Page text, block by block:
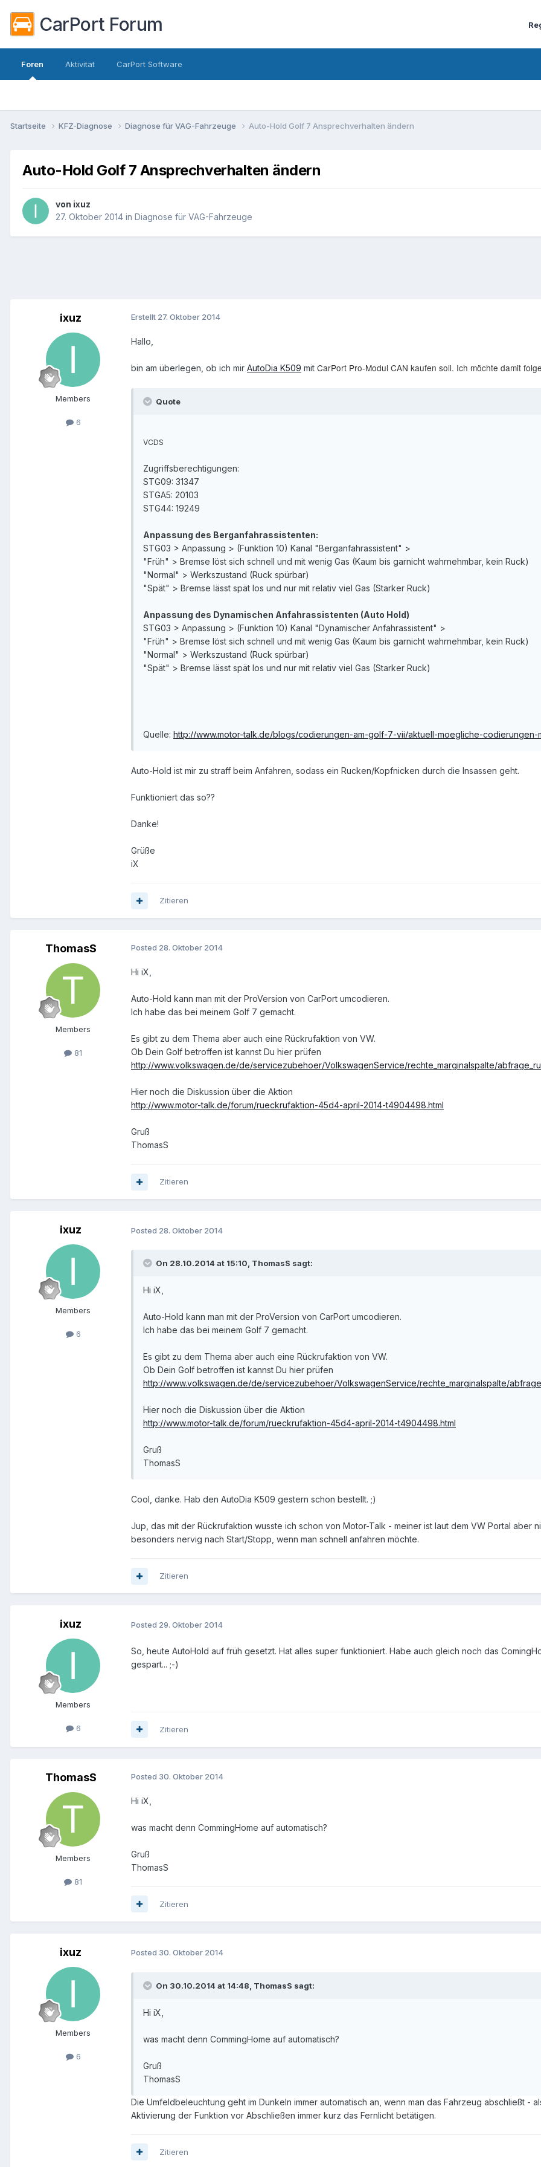
CarPort Forum
Foren Aktivität CarPort Software
Startseite KFZ-Diagnose Diagnose für VAG-Fahrzeuge Auto-Hold Golf 7 Ansprechverhalten ändern
Auto-Hold Golf 7 Ansprechverhalten ändern
von ixuz
27. Oktober 2014 in Diagnose für VAG-Fahrzeuge
ixuz
Members
6
Erstellt 27. Oktober 2014
Hallo,
bin am überlegen, ob ich mir AutoDia K509 mit CarPort Pro-Modul CAN kaufen soll. Ich möchte damit
Quote
VCDS
Zugriffsberechtigungen:
STG09: 31347
STGA5: 20103
STG44: 19249
Anpassung des Berganfahrassistenten:
STG03 > Anpassung > (Funktion 10) Kanal "Berganfahrassistent" >
"Früh" > Bremse löst sich schnell und mit wenig Gas (Kaum bis garnicht wahrnehmbar, kein Ruck)
"Normal" > Werkszustand (Ruck spürbar)
"Spät" > Bremse lässt spät los und nur mit relativ viel Gas (Starker Ruck)
Anpassung des Dynamischen Anfahrassistenten (Auto Hold)
STG03 > Anpassung > (Funktion 10) Kanal "Dynamischer Anfahrassistent" >
"Früh" > Bremse löst sich schnell und mit wenig Gas (Kaum bis garnicht wahrnehmbar, kein Ruck)
"Normal" > Werkszustand (Ruck spürbar)
"Spät" > Bremse lässt spät los und nur mit relativ viel Gas (Starker Ruck)
Quelle: http://www.motor-talk.de/blogs/codierungen-am-golf-7-vii/aktuell-moegliche-codierungen-
Auto-Hold ist mir zu straff beim Anfahren, sodass ein Rucken/Kopfnicken durch die Insassen geht.
Funktioniert das so??
Danke!
Grüße
iX
Zitieren
ThomasS
Members
81
Posted 28. Oktober 2014
Hi iX,
Auto-Hold kann man mit der ProVersion von CarPort umcodieren.
Ich habe das bei meinem Golf 7 gemacht.
Es gibt zu dem Thema aber auch eine Rückrufaktion von VW.
Ob Dein Golf betroffen ist kannst Du hier prüfen
http://www.volkswagen.de/de/servicezubehoer/VolkswagenService/rechte_marginalspalte/
Hier noch die Diskussion über die Aktion
http://www.motor-talk.de/forum/rueckrufaktion-45d4-april-2014-t4904498.html
Gruß
ThomasS
Zitieren
ixuz
Members
6
Posted 28. Oktober 2014
On 28.10.2014 at 15:10, ThomasS sagt:
Hi iX,
Auto-Hold kann man mit der ProVersion von CarPort umcodieren.
Ich habe das bei meinem Golf 7 gemacht.
Es gibt zu dem Thema aber auch eine Rückrufaktion von VW.
Ob Dein Golf betroffen ist kannst Du hier prüfen
http://www.volkswagen.de/de/servicezubehoer/VolkswagenService/rechte_marginalspalte/
Hier noch die Diskussion über die Aktion
http://www.motor-talk.de/forum/rueckrufaktion-45d4-april-2014-t4904498.html
Gruß
ThomasS
Cool, danke. Hab den AutoDia K509 gestern schon bestellt. ;)
Jup, das mit der Rückrufaktion wusste ich schon von Motor-Talk - meiner ist laut dem VW Portal aber
besonders nervig nach Start/Stopp, wenn man schnell anfahren möchte.
Zitieren
ixuz
Members
6
Posted 29. Oktober 2014
So, heute AutoHold auf früh gesetzt. Hat alles super funktioniert. Habe auch gleich noch das
gespart... ;-)
Zitieren
ThomasS
Members
81
Posted 30. Oktober 2014
Hi iX,
was macht denn CommingHome auf automatisch?
Gruß
ThomasS
Zitieren
ixuz
Members
6
Posted 30. Oktober 2014
On 30.10.2014 at 14:48, ThomasS sagt:
Hi iX,
was macht denn CommingHome auf automatisch?
Gruß
ThomasS
Die Umfeldbeleuchtung geht im Dunkeln immer automatisch an, wenn man das Fahrzeug abschließt -
Aktivierung der Funktion vor Abschließen immer kurz das Fernlicht betätigen.
Zitieren